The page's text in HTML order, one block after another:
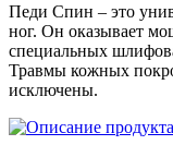
Педи Спин – это
ног. Он оказывает
специальных
Травмы кожных
исключены.